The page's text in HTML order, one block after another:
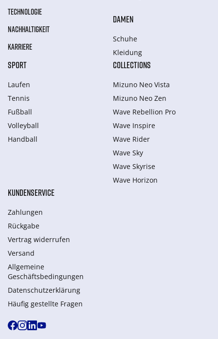
TECHNOLOGIE
NACHHALTIGKEIT
KARRIERE
DAMEN
Schuhe
Kleidung
SPORT
Laufen
Tennis
Fußball
Volleyball
Handball
COLLECTIONS
Mizuno Neo Vista
Mizuno Neo Zen
Wave Rebellion Pro
Wave Inspire
Wave Rider
Wave Sky
Wave Skyrise
Wave Horizon
KUNDENSERVICE
Zahlungen
Rückgabe
Vertrag widerrufen
Versand
Allgemeine
Geschäftsbedingungen
Datenschutzerklärung
Häufig gestellte Fragen